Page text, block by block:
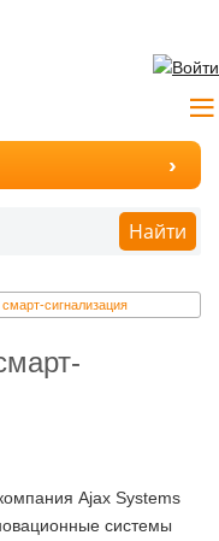
Найти
сигнализация
Ajax Systems
системы